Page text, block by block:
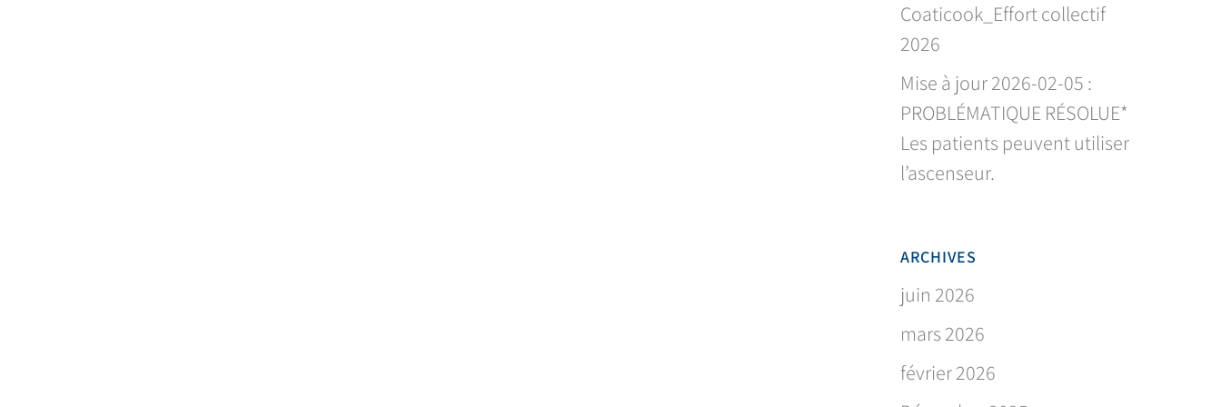
Coaticook_Effort collectif
2026
Mise à jour 2026-02-05 :
PROBLÉMATIQUE RÉSOLUE*
Les patients peuvent utiliser
l’ascenseur.
ARCHIVES
juin 2026
mars 2026
février 2026